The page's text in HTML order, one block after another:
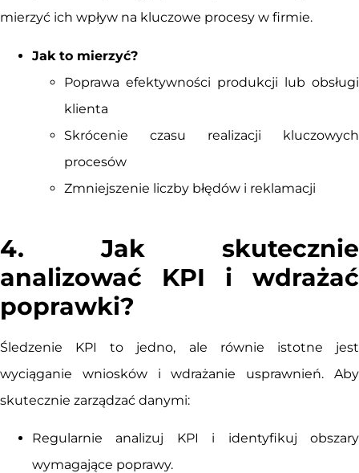
mierzyć ich wpływ na kluczowe procesy w firmie.
Jak to mierzyć?
Poprawa efektywności produkcji lub obsługi
klienta
Skrócenie czasu realizacji kluczowych
procesów
Zmniejszenie liczby błędów i reklamacji
4. Jak skutecznie
analizować KPI i wdrażać
poprawki?
Śledzenie KPI to jedno, ale równie istotne jest
wyciąganie wniosków i wdrażanie usprawnień. Aby
skutecznie zarządzać danymi:
Regularnie analizuj KPI i identyfikuj obszary
wymagające poprawy.